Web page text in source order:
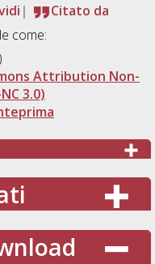
Citato da
come:
Attribution Non-
3.0)